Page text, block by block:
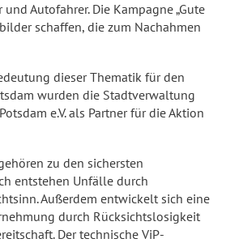
Autofahrer. Die Kampagne „Gute
schaffen, die zum Nachahmen
dieser Thematik für den
wurden die Stadtverwaltung
e.V. als Partner für die Aktion
zu den sichersten
entstehen Unfälle durch
Außerdem entwickelt sich eine
durch Rücksichtslosigkeit
Der technische ViP-